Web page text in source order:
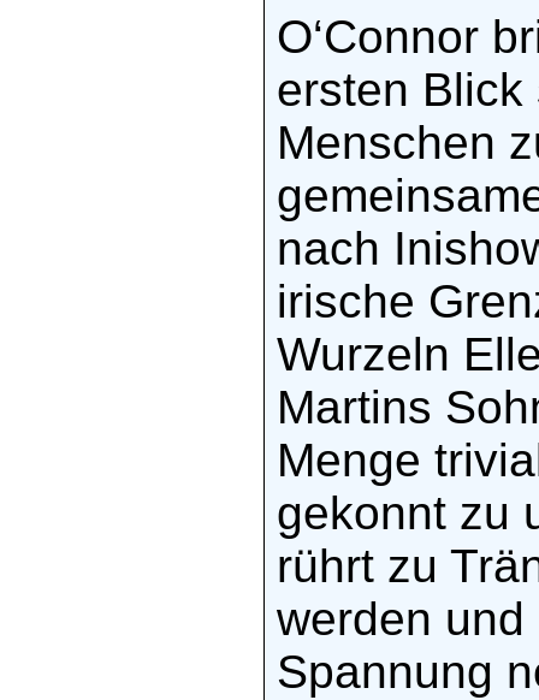
O‘Connor
ersten
Menschen
nach
irische
Wurzeln
Martins
Menge
gekonnt zu
rührt zu
werden
Spannung